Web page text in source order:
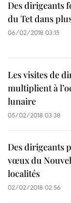
Des dirigeants
du Tet dans
06/02/2018 03:15
Les visites de
multiplient à
lunaire
05/02/2018 03:38
Des dirigeants
vœux du
localités
02/02/2018 02:56